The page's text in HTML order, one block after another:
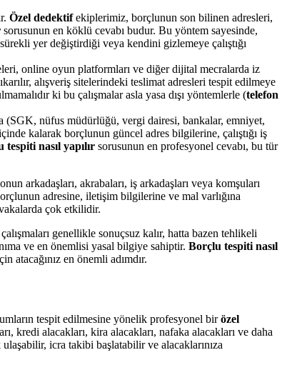
Özel dedektifekiplerimiz, borçlunun son bilinen adresleri,
sorusunun en köklü cevabı budur. Bu yöntem sayesinde,
yer değiştirdiği veya kendini gizlemeye çalıştığı
online oyun platformları ve diğer dijital mecralarda iz
alışveriş sitelerindeki teslimat adresleri tespit edilmeye
ki bu çalışmalar asla yasa dışı yöntemlerle (telefon
nüfus müdürlüğü, vergi dairesi, bankalar, emniyet,
kalarak borçlunun güncel adres bilgilerine, çalıştığı iş
tespiti nasıl yapılır sorusunun en profesyonel cevabı, bu tür
arkadaşları, akrabaları, iş arkadaşları veya komşuları
adresine, iletişim bilgilerine ve mal varlığına
çok etkilidir.
çalışmaları genellikle sonuçsuz kalır, hatta bazen tehlikeli
ve en önemlisi yasal bilgiye sahiptir. Borçlu tespiti nasıl
atacağınız en önemli adımdır.
tespit edilmesine yönelik profesyonel birözel
kredi alacakları, kira alacakları, nafaka alacakları ve daha
icra takibi başlatabilir ve alacaklarınıza